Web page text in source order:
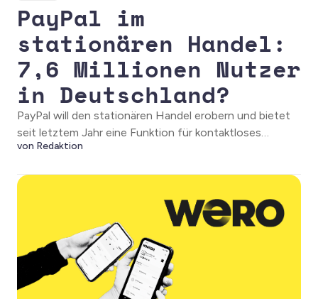
PayPal im
stationären Handel:
7,6 Millionen Nutzer
in Deutschland?
PayPal will den stationären Handel erobern und bietet
seit letztem Jahr eine Funktion für kontaktloses
Bezahlen an der Ladenkasse. Nach Angaben des
registriert.
von Redaktion